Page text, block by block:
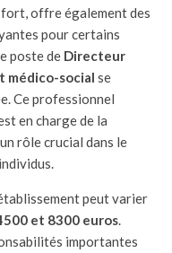
offre également des
pour certains
poste de Directeur
médico-social se
Ce professionnel
en charge de la
rôle crucial dans le
peut varier
et 8300 euros
importantes